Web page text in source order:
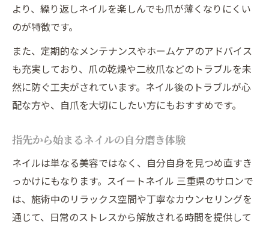
より、繰り返しネイルを楽しんでも爪が薄くなりにくい
のが特徴です。
また、定期的なメンテナンスやホームケアのアドバイス
も充実しており、爪の乾燥や二枚爪などのトラブルを未
然に防ぐ工夫がされています。ネイル後のトラブルが心
配な方や、自爪を大切にしたい方にもおすすめです。
指先から始まるネイルの自分磨き体験
ネイルは単なる美容ではなく、自分自身を見つめ直すき
っかけにもなります。スイートネイル 三重県のサロンで
は、施術中のリラックス空間や丁寧なカウンセリングを
通じて、日常のストレスから解放される時間を提供して